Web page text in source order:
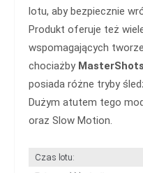
lotu, aby bezpiecznie
Produkt oferuje też
wspomagających
chociażby
posiada różne tryby
Dużym atutem tego
oraz Slow Motion.
Czas lotu: